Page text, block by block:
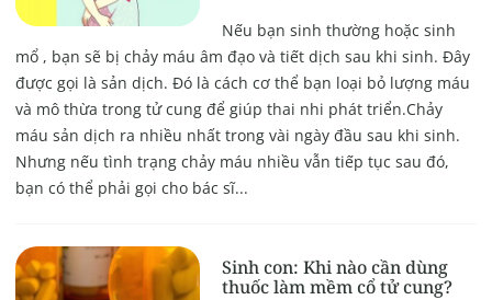
Nếu bạn sinh thường hoặc sinh
mổ , bạn sẽ bị chảy máu âm đạo và tiết dịch sau khi sinh. Đây
được gọi là sản dịch. Đó là cách cơ thể bạn loại bỏ lượng máu
và mô thừa trong tử cung để giúp thai nhi phát triển.Chảy
máu sản dịch ra nhiều nhất trong vài ngày đầu sau khi sinh.
Nhưng nếu tình trạng chảy máu nhiều vẫn tiếp tục sau đó,
bạn có thể phải gọi cho bác sĩ...
Sinh con: Khi nào cần dùng
thuốc làm mềm cổ tử cung?